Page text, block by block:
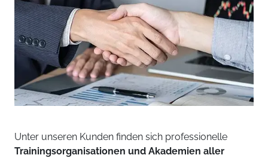
Unter unseren Kunden finden sich professionelle
Trainingsorganisationen und Akademien aller